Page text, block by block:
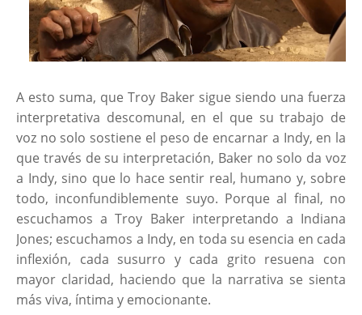
A esto suma, que Troy Baker sigue siendo una fuerza
interpretativa descomunal, en el que su trabajo de
voz no solo sostiene el peso de encarnar a Indy, en la
que través de su interpretación, Baker no solo da voz
a Indy, sino que lo hace sentir real, humano y, sobre
todo, inconfundiblemente suyo. Porque al final, no
escuchamos a Troy Baker interpretando a Indiana
Jones; escuchamos a Indy, en toda su esencia en cada
inflexión, cada susurro y cada grito resuena con
mayor claridad, haciendo que la narrativa se sienta
más viva, íntima y emocionante.